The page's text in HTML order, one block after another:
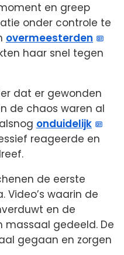
en greep
onder controle te
overmeesterden
haar snel tegen
dat er gewonden
de chaos waren al
onduidelijk
reageerde en
de eerste
Video’s waarin de
en de
massaal gedeeld. De
gegaan en zorgen